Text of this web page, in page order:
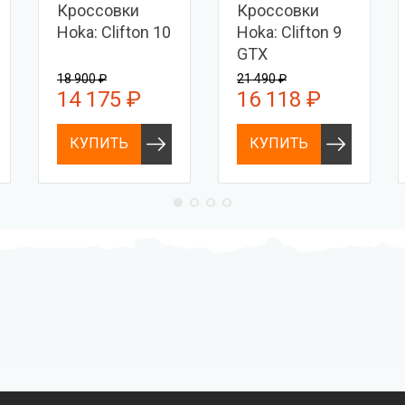
Кроссовки
Hoka: Clifton 10
18 900 ₽
14 175 ₽
КУПИТЬ
Кроссовки
Hoka: Clifton 9
GTX
21 490 ₽
16 118 ₽
КУПИТЬ